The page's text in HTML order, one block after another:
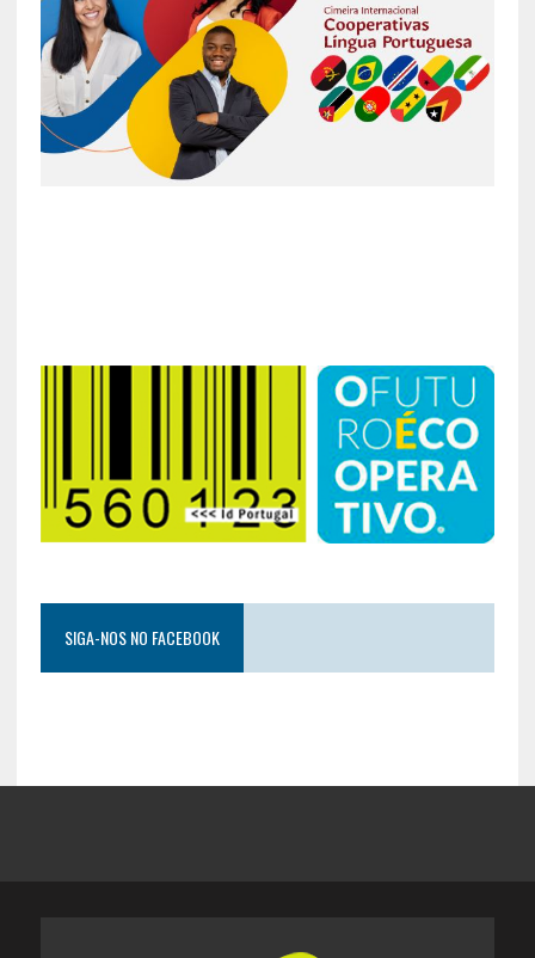
SIGA-NOS NO FACEBOOK